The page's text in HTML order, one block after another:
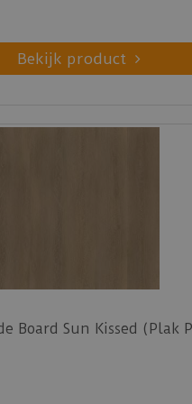
Bekijk product
Board Sun Kissed (Plak